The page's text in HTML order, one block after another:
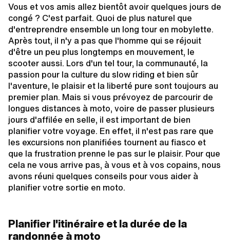
Vous et vos amis allez bientôt avoir quelques jours de
congé ? C'est parfait. Quoi de plus naturel que
d'entreprendre ensemble un long tour en mobylette.
Après tout, il n'y a pas que l'homme qui se réjouit
d'être un peu plus longtemps en mouvement, le
scooter aussi. Lors d'un tel tour, la communauté, la
passion pour la culture du slow riding et bien sûr
l'aventure, le plaisir et la liberté pure sont toujours au
premier plan. Mais si vous prévoyez de parcourir de
longues distances à moto, voire de passer plusieurs
jours d'affilée en selle, il est important de bien
planifier votre voyage. En effet, il n'est pas rare que
les excursions non planifiées tournent au fiasco et
que la frustration prenne le pas sur le plaisir. Pour que
cela ne vous arrive pas, à vous et à vos copains, nous
avons réuni quelques conseils pour vous aider à
planifier votre sortie en moto.
Planifier l'itinéraire et la durée de la
randonnée à moto